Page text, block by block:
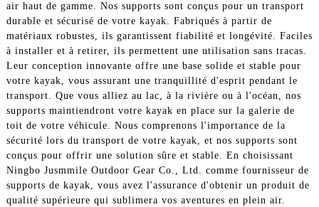
air haut de gamme. Nos supports sont conçus pour un transport
durable et sécurisé de votre kayak. Fabriqués à partir de
matériaux robustes, ils garantissent fiabilité et longévité. Faciles
à installer et à retirer, ils permettent une utilisation sans tracas.
Leur conception innovante offre une base solide et stable pour
votre kayak, vous assurant une tranquillité d'esprit pendant le
transport. Que vous alliez au lac, à la rivière ou à l'océan, nos
supports maintiendront votre kayak en place sur la galerie de
toit de votre véhicule. Nous comprenons l'importance de la
sécurité lors du transport de votre kayak, et nos supports sont
conçus pour offrir une solution sûre et stable. En choisissant
Ningbo Jusmmile Outdoor Gear Co., Ltd. comme fournisseur de
supports de kayak, vous avez l'assurance d'obtenir un produit de
qualité supérieure qui sublimera vos aventures en plein air.